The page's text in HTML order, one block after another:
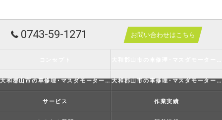
0743-59-1271 お問い合わせはこちら
大和郡山市の車修理･マスダモータースの評判 大和郡山市の車修理･マスダモータースのお客様の声
サービス 作業実績